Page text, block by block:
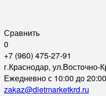
Сравнить
0
+7 (960) 475-27-91
г.Краснодар, ул.Восточно-
Ежедневно с 10:00 до 20:00
zakaz@dietmarketkrd.ru